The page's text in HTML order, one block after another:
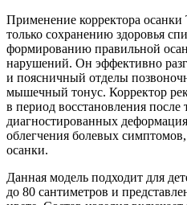
Применение корректора осанки
только сохранению здоровья
формированию правильной
нарушений. Он эффективно
и поясничный отделы
мышечный тонус. Корректор
в период восстановления
диагностированных
облегчения болевых
осанки.
Данная модель подходит для
до 80 сантиметров и